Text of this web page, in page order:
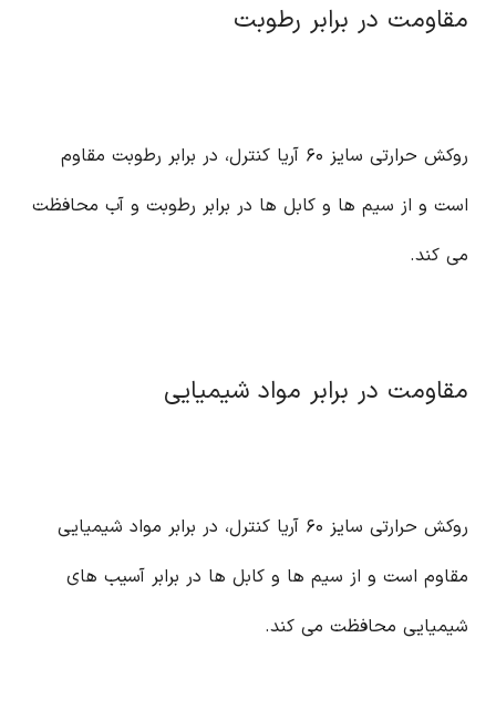
مقاومت در برابر رطوبت
روکش حرارتی سایز ۶۰ آریا کنترل، در برابر رطوبت مقاوم
است و از سیم ها و کابل ها در برابر رطوبت و آب محافظت
می کند.
مقاومت در برابر مواد شیمیایی
روکش حرارتی سایز ۶۰ آریا کنترل، در برابر مواد شیمیایی
مقاوم است و از سیم ها و کابل ها در برابر آسیب های
شیمیایی محافظت می کند.